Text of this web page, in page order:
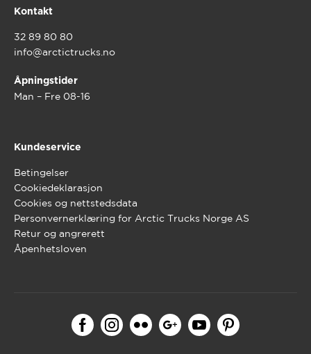
Kontakt
32 89 80 80
info@arctictrucks.no
Åpningstider
Man – Fre 08-16
Kundeservice
Betingelser
Cookiedeklarasjon
Cookies og nettstedsdata
Personvernerklæring for Arctic Trucks Norge AS
Retur og angrerett
Åpenhetsloven